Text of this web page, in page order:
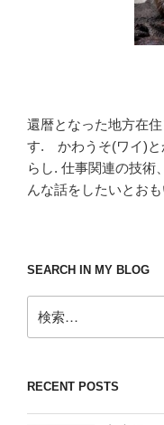
還暦となった地方在
す. かわうそ(ワイ)と
らし. 仕事関連の技術
んな話をしたいとお
SEARCH IN MY BLOG
索:
RECENT POSTS